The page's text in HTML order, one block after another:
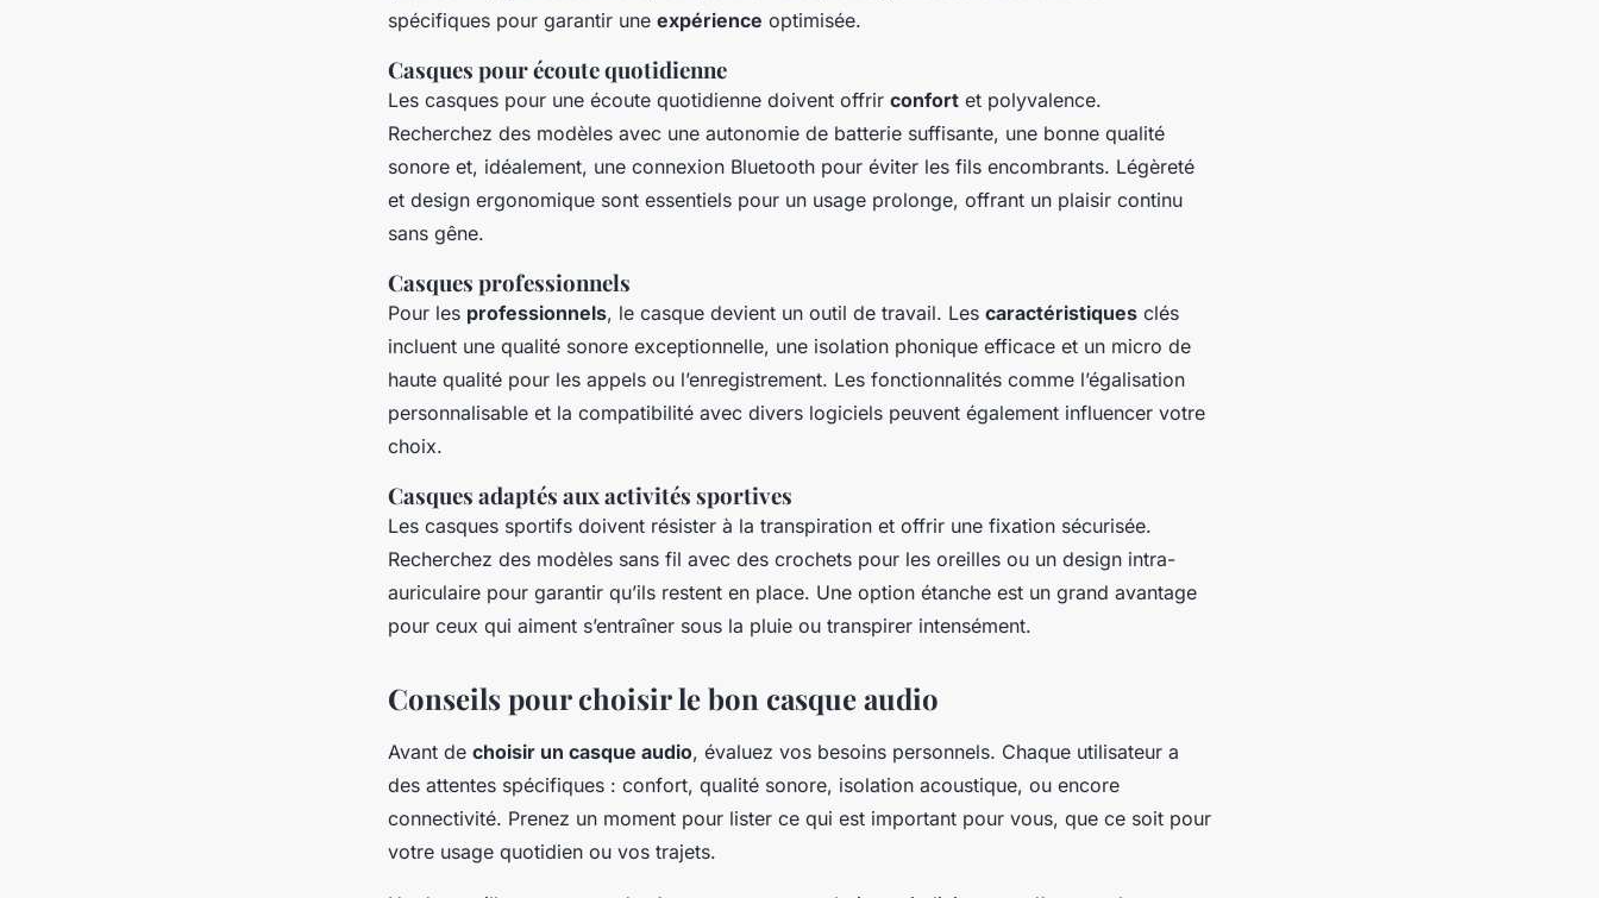
spécifiques pour garantir une expérience optimisée.
Casques pour écoute quotidienne
Les casques pour une écoute quotidienne doivent offrir confort et polyvalence.
Recherchez des modèles avec une autonomie de batterie suffisante, une bonne qualité
sonore et, idéalement, une connexion Bluetooth pour éviter les fils encombrants. Légèreté
et design ergonomique sont essentiels pour un usage prolonge, offrant un plaisir continu
sans gêne.
Casques professionnels
Pour les professionnels, le casque devient un outil de travail. Les caractéristiques clés
incluent une qualité sonore exceptionnelle, une isolation phonique efficace et un micro de
haute qualité pour les appels ou l’enregistrement. Les fonctionnalités comme l’égalisation
personnalisable et la compatibilité avec divers logiciels peuvent également influencer votre
choix.
Casques adaptés aux activités sportives
Les casques sportifs doivent résister à la transpiration et offrir une fixation sécurisée.
Recherchez des modèles sans fil avec des crochets pour les oreilles ou un design intra-
auriculaire pour garantir qu’ils restent en place. Une option étanche est un grand avantage
pour ceux qui aiment s’entraîner sous la pluie ou transpirer intensément.
Conseils pour choisir le bon casque audio
Avant de choisir un casque audio, évaluez vos besoins personnels. Chaque utilisateur a
des attentes spécifiques : confort, qualité sonore, isolation acoustique, ou encore
connectivité. Prenez un moment pour lister ce qui est important pour vous, que ce soit pour
votre usage quotidien ou vos trajets.